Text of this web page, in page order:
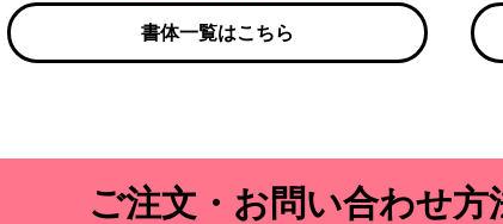
書体一覧はこちら
ご注文・お問い合わせ方